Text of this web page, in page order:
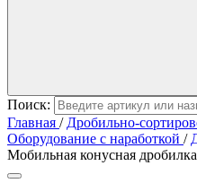
Поиск:
Главная / Дробильно-
Оборудование с наработкой /
Мобильная конусная